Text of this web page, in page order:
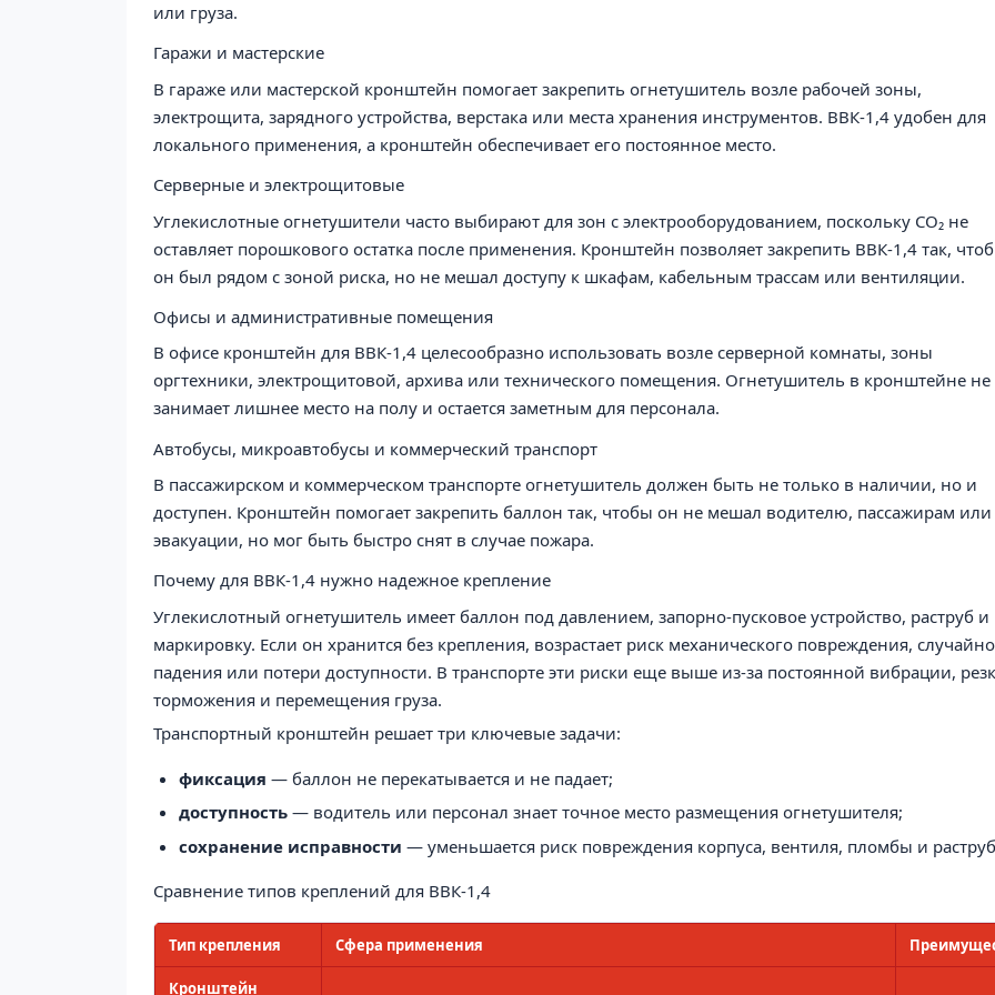
или груза.
Гаражи и мастерские
В гараже или мастерской кронштейн помогает закрепить огнетушитель возле рабочей зоны,
электрощита, зарядного устройства, верстака или места хранения инструментов. ВВК-1,4 удобен для
локального применения, а кронштейн обеспечивает его постоянное место.
Серверные и электрощитовые
Углекислотные огнетушители часто выбирают для зон с электрооборудованием, поскольку CO₂ не
оставляет порошкового остатка после применения. Кронштейн позволяет закрепить ВВК-1,4 так,
он был рядом с зоной риска, но не мешал доступу к шкафам, кабельным трассам или вентиляции.
Офисы и административные помещения
В офисе кронштейн для ВВК-1,4 целесообразно использовать возле серверной комнаты, зоны
оргтехники, электрощитовой, архива или технического помещения. Огнетушитель в кронштейне не
занимает лишнее место на полу и остается заметным для персонала.
Автобусы, микроавтобусы и коммерческий транспорт
В пассажирском и коммерческом транспорте огнетушитель должен быть не только в наличии, но и
доступен. Кронштейн помогает закрепить баллон так, чтобы он не мешал водителю, пассажирам или
эвакуации, но мог быть быстро снят в случае пожара.
Почему для ВВК-1,4 нужно надежное крепление
Углекислотный огнетушитель имеет баллон под давлением, запорно-пусковое устройство, раструб и
маркировку. Если он хранится без крепления, возрастает риск механического повреждения,
падения или потери доступности. В транспорте эти риски еще выше из-за постоянной вибрации,
торможения и перемещения груза.
Транспортный кронштейн решает три ключевые задачи:
фиксация — баллон не перекатывается и не падает;
доступность— водитель или персонал знает точное место размещения огнетушителя;
сохранение исправности — уменьшается риск повреждения корпуса, вентиля, пломбы и
Сравнение типов креплений для ВВК-1,4
Тип крепления Сфера применения
Кронштейн